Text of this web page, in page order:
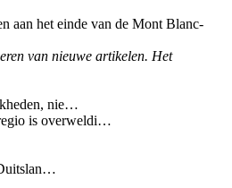
aan het einde van de Mont Blanc-
van nieuwe artikelen. Het
nie…
is overweldi…